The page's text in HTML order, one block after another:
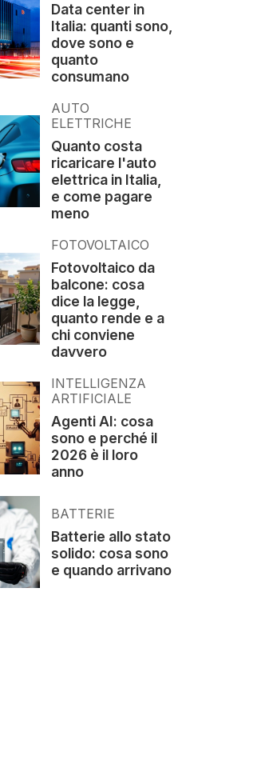
Data center in
Italia: quanti sono,
dove sono e
quanto
consumano
AUTO
ELETTRICHE
Quanto costa
ricaricare l'auto
elettrica in Italia,
e come pagare
meno
FOTOVOLTAICO
Fotovoltaico da
balcone: cosa
dice la legge,
quanto rende e a
chi conviene
davvero
INTELLIGENZA
ARTIFICIALE
Agenti AI: cosa
sono e perché il
2026 è il loro
anno
BATTERIE
Batterie allo stato
solido: cosa sono
e quando arrivano